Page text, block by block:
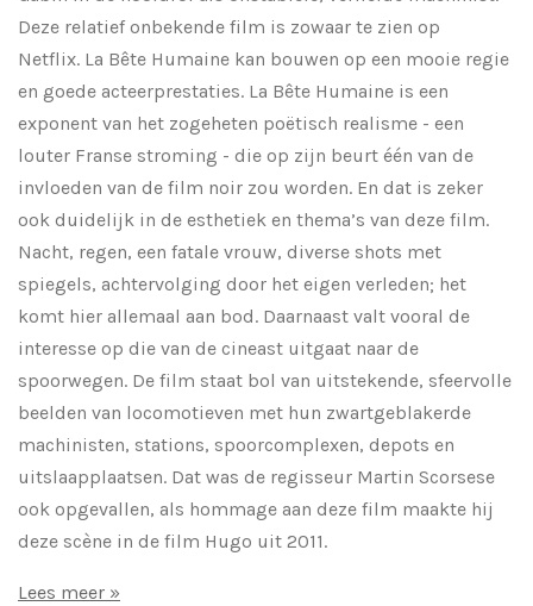
Deze relatief onbekende film is zowaar te zien op
Netflix. La Bête Humaine kan bouwen op een mooie regie
en goede acteerprestaties. La Bête Humaine is een
exponent van het zogeheten poëtisch realisme - een
louter Franse stroming - die op zijn beurt één van de
invloeden van de film noir zou worden. En dat is zeker
ook duidelijk in de esthetiek en thema’s van deze film.
Nacht, regen, een fatale vrouw, diverse shots met
spiegels, achtervolging door het eigen verleden; het
komt hier allemaal aan bod. Daarnaast valt vooral de
interesse op die van de cineast uitgaat naar de
spoorwegen. De film staat bol van uitstekende, sfeervolle
beelden van locomotieven met hun zwartgeblakerde
machinisten, stations, spoorcomplexen, depots en
uitslaapplaatsen. Dat was de regisseur Martin Scorsese
ook opgevallen, als hommage aan deze film maakte hij
deze scène in de film Hugo uit 2011.
Lees meer »